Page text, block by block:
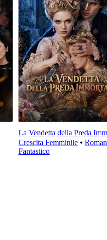
La Vendetta della Preda
Crescita Femminile⦁
Fantastico